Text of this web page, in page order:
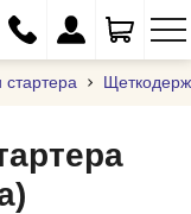
01-01
стартера